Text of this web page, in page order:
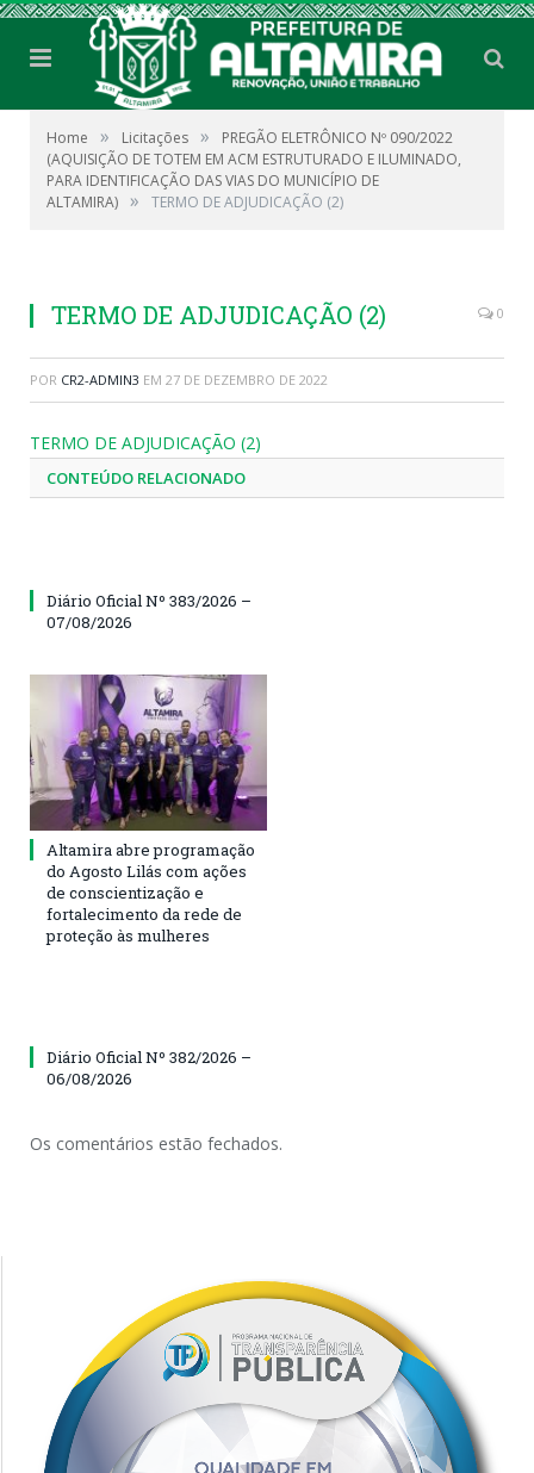
Home » Licitações »
PREGÃO ELETRÔNICO Nº 090/2022
(AQUISIÇÃO DE TOTEM EM ACM ESTRUTURADO E ILUMINADO,
PARA IDENTIFICAÇÃO DAS VIAS DO MUNICÍPIO DE
ALTAMIRA) » TERMO DE ADJUDICAÇÃO (2)
TERMO DE ADJUDICAÇÃO (2) 0
POR CR2-ADMIN3 EM 27 DE DEZEMBRO DE 2022
TERMO DE ADJUDICAÇÃO (2)
CONTEÚDO RELACIONADO
Diário Oficial Nº 383/2026 –
07/08/2026
Altamira abre programação
do Agosto Lilás com ações
de conscientização e
fortalecimento da rede de
proteção às mulheres
Diário Oficial Nº 382/2026 –
06/08/2026
Os comentários estão fechados.